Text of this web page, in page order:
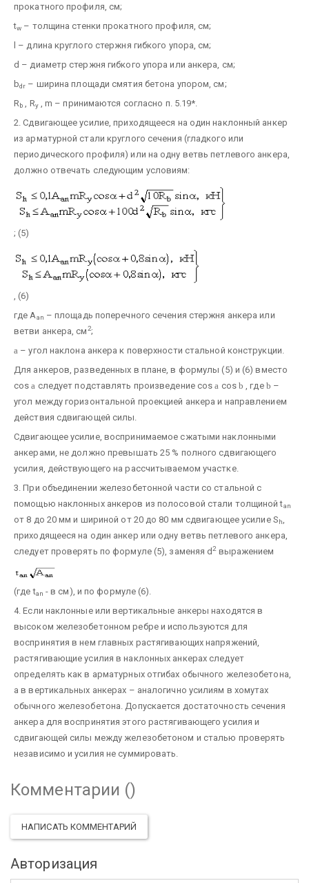
прокатного профиля, см;
tw – толщина стенки прокатного профиля, см;
l – длина круглого стержня гибкого упора, см;
d – диаметр стержня гибкого упора или анкера, см;
bdr – ширина площади смятия бетона упором, см;
Rb , Ry, m – принимаются согласно п. 5.19*.
2. Сдвигающее усилие, приходящееся на один наклонный анкер
из арматурной стали круглого сечения (гладкого или
периодического профиля) или на одну ветвь петлевого анкера,
должно отвечать следующим условиям:
; (5)
, (6)
где Aan – площадь поперечного сечения стержня анкера или
ветви анкера, см2;
a – угол наклона анкера к поверхности стальной конструкции.
Для анкеров, разведенных в плане, в формулы (5) и (6) вместо
cosa следует подставлять произведение cosa cos b , где b –
угол между горизонтальной проекцией анкера и направлением
действия сдвигающей силы.
Сдвигающее усилие, воспринимаемое сжатыми наклонными
анкерами, не должно превышать 25 % полного сдвигающего
усилия, действующего на рассчитываемом участке.
3. При объединении железобетонной части со стальной с
помощью наклонных анкеров из полосовой стали толщиной tan
от 8 до 20 мм и шириной от 20 до 80 мм сдвигающее усилие Sh
приходящееся на один анкер или одну ветвь петлевого анкера,
следует проверять по формуле (5), заменяя d2выражением
(где tan - в см), и по формуле (6).
4. Если наклонные или вертикальные анкеры находятся в
высоком железобетонном ребре и используются для
воспринятия в нем главных растягивающих напряжений,
растягивающие усилия в наклонных анкерах следует
определять как в арматурных отгибах обычного железобетона,
а в вертикальных анкерах – аналогично усилиям в хомутах
обычного железобетона. Допускается достаточность сечения
анкера для воспринятия этого растягивающего усилия и
сдвигающей силы между железобетоном и сталью проверять
независимо и усилия не суммировать.
Комментарии ()
НАПИСАТЬ КОММЕНТАРИЙ
Авторизация